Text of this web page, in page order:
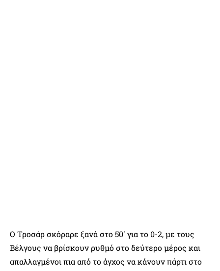
Ο Τροσάρ σκόραρε ξανά στο 50′ για το 0-2, με τους
Βέλγους να βρίσκουν ρυθμό στο δεύτερο μέρος και
απαλλαγμένοι πια από το άγχος να κάνουν πάρτι στο